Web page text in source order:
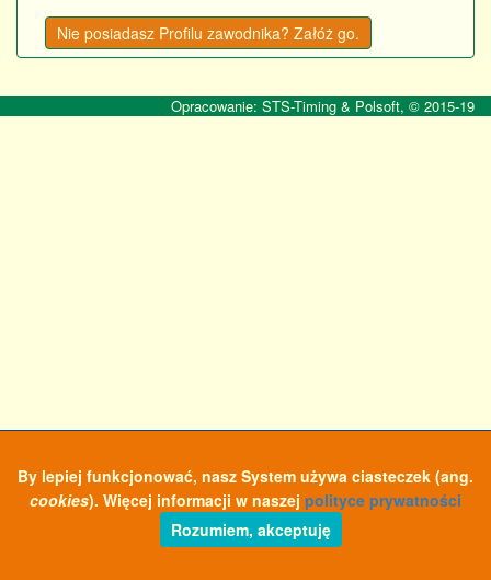
Nie posiadasz Profilu zawodnika? Załóż go.
Opracowanie: STS-Timing & Polsoft, © 2015-19
By lepiej funkcjonować, nasz System używa ciasteczek (ang.
cookies). Więcej informacji w naszej polityce prywatności
Rozumiem, akceptuję